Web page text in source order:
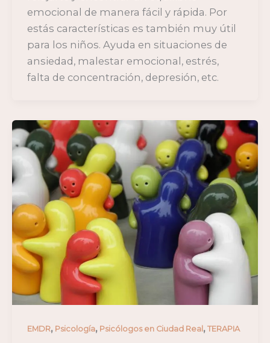
emocional de manera fácil y rápida. Por
estás características es también muy útil
para los niños. Ayuda en situaciones de
ansiedad, malestar emocional, estrés,
falta de concentración, depresión, etc.
EMDR, Psicología, Psicólogos en Ciudad Real, TERAPIA